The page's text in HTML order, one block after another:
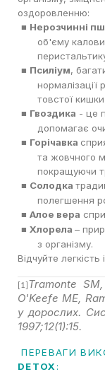
оздоровленню:
■ Нерозчинні
об'єму
■ Псиліум,
нормалізації
товстої кишки.
■ Гвоздика - це
допомагає
■ Горічавка
та жовчного
покращуючи
■ Солодка
полегшення
■ Алое вера
■ Хлорела –
з організму.
Відчуйте
[1] Tramonte
O'Keefe ME,
у дорослих.
1997;12(1):15.
ПЕРЕВАГИ
DETOX :